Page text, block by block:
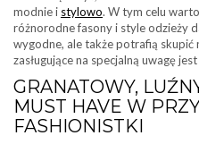
modnie i stylowo. W tym celu
różnorodne fasony i style odzieży
wygodne, ale także potrafią skupić
zasługujące na specjalną uwagę
GRANATOWY,
MUST HAVE W
FASHIONISTKI